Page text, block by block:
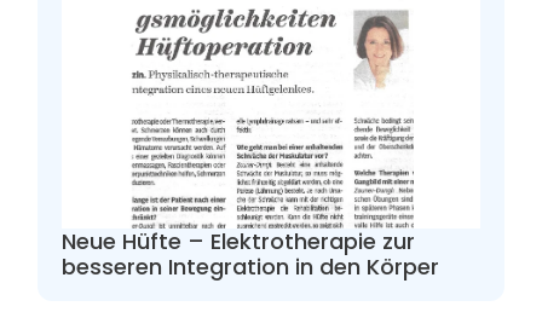
Neue Hüfte – Elektrotherapie zur
besseren Integration in den Körper